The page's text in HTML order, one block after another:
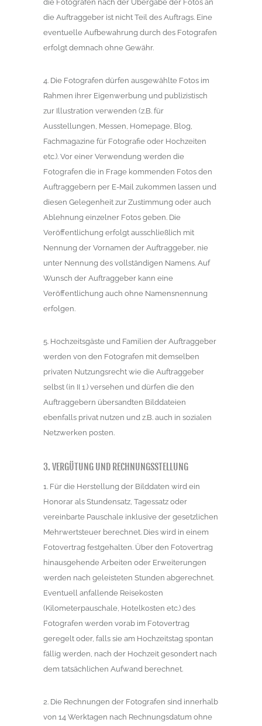
die Fotografen nach der Übergabe der Fotos an
die Auftraggeber ist nicht Teil des Auftrags. Eine
eventuelle Aufbewahrung durch des Fotografen
erfolgt demnach ohne Gewähr.
4. Die Fotografen dürfen ausgewählte Fotos im
Rahmen ihrer Eigenwerbung und publizistisch
zur Illustration verwenden (z.B. für
Ausstellungen, Messen, Homepage, Blog,
Fachmagazine für Fotografie oder Hochzeiten
etc.). Vor einer Verwendung werden die
Fotografen die in Frage kommenden Fotos den
Auftraggebern per E-Mail zukommen lassen und
diesen Gelegenheit zur Zustimmung oder auch
Ablehnung einzelner Fotos geben. Die
Veröffentlichung erfolgt ausschließlich mit
Nennung der Vornamen der Auftraggeber, nie
unter Nennung des vollständigen Namens. Auf
Wunsch der Auftraggeber kann eine
Veröffentlichung auch ohne Namensnennung
erfolgen.
5. Hochzeitsgäste und Familien der Auftraggeber
werden von den Fotografen mit demselben
privaten Nutzungsrecht wie die Auftraggeber
selbst (in II 1.) versehen und dürfen die den
Auftraggebern übersandten Bilddateien
ebenfalls privat nutzen und z.B. auch in sozialen
Netzwerken posten.
3. VERGÜTUNG UND RECHNUNGSSTELLUNG
1. Für die Herstellung der Bilddaten wird ein
Honorar als Stundensatz, Tagessatz oder
vereinbarte Pauschale inklusive der gesetzlichen
Mehrwertsteuer berechnet. Dies wird in einem
Fotovertrag festgehalten. Über den Fotovertrag
hinausgehende Arbeiten oder Erweiterungen
werden nach geleisteten Stunden abgerechnet.
Eventuell anfallende Reisekosten
(Kilometerpauschale, Hotelkosten etc.) des
Fotografen werden vorab im Fotovertrag
geregelt oder, falls sie am Hochzeitstag spontan
fällig werden, nach der Hochzeit gesondert nach
dem tatsächlichen Aufwand berechnet.
2. Die Rechnungen der Fotografen sind innerhalb
von 14 Werktagen nach Rechnungsdatum ohne